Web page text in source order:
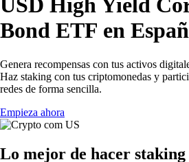
USD High Yield
Bond ETF en
Genera recompensas con tus activos
Haz staking con tus criptomonedas y
redes de forma sencilla.
Empieza ahora
Lo mejor de hacer staking